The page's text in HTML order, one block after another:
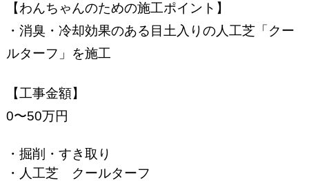
【わんちゃんのための施工ポイント】
・消臭・冷却効果のある目土入りの人工芝「クー
ルターフ」を施工
【工事金額】
0〜50万円
・掘削・すき取り
・人工芝 クールターフ